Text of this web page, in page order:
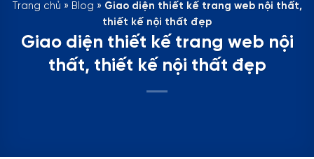
Trang chủ » Blog » Giao diện thiết kế trang web nội thất,
thiết kế nội thất đẹp
Giao diện thiết kế trang web nội
thất, thiết kế nội thất đẹp